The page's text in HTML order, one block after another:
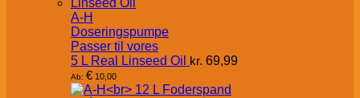
A-H
Doseringspumpe
Passer til vores
5 L Real Linseed Oil kr. 69,99
Ab: € 10,00